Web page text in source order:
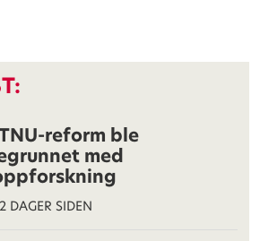
reform ble
med
2 DAGER SIDEN